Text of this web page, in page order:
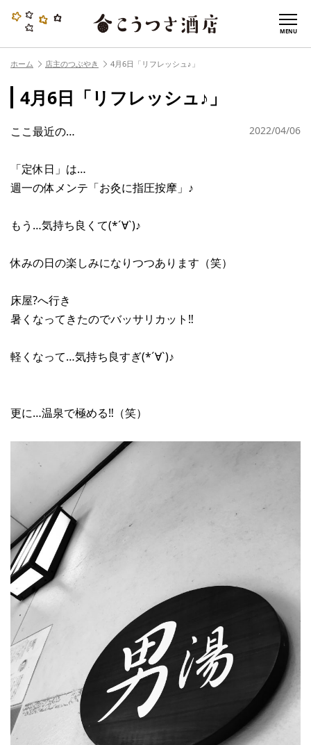
MENU
ホーム 店主のつぶやき 4月6日「リフレッシュ♪」
4月6日「リフレッシュ♪」
2022/04/06
ここ最近の…
「定休日」は…
週一の体メンテ「お灸に指圧按摩」♪
もう…気持ち良くて(*´∀`)♪
休みの日の楽しみになりつつあります（笑）
床屋?へ行き
暑くなってきたのでバッサリカット‼︎
軽くなって…気持ち良すぎ(*´∀`)♪
更に…温泉で極める‼︎（笑）